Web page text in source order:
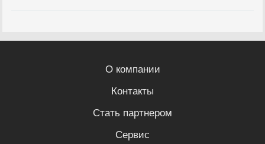
О компании
Контакты
Стать партнером
Сервис